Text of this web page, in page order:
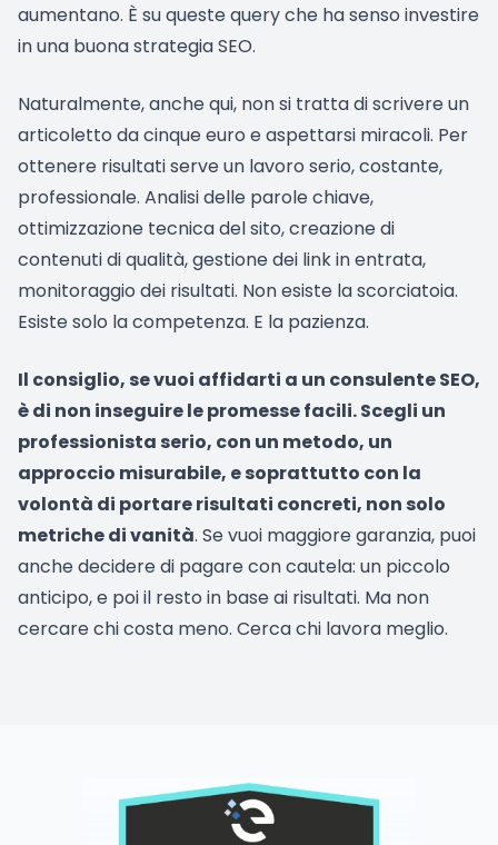
aumentano. È su queste query che ha senso investire
in una buona strategia SEO.
Naturalmente, anche qui, non si tratta di scrivere un
articoletto da cinque euro e aspettarsi miracoli. Per
ottenere risultati serve un lavoro serio, costante,
professionale. Analisi delle parole chiave,
ottimizzazione tecnica del sito, creazione di
contenuti di qualità, gestione dei link in entrata,
monitoraggio dei risultati. Non esiste la scorciatoia.
Esiste solo la competenza. E la pazienza.
Il consiglio, se vuoi affidarti a un consulente SEO,
è di non inseguire le promesse facili. Scegli un
professionista serio, con un metodo, un
approccio misurabile, e soprattutto con la
volontà di portare risultati concreti, non solo
metriche di vanità. Se vuoi maggiore garanzia, puoi
anche decidere di pagare con cautela: un piccolo
anticipo, e poi il resto in base ai risultati. Ma non
cercare chi costa meno. Cerca chi lavora meglio.